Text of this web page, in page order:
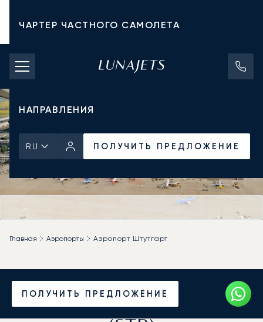
ЧАРТЕР ЧАСТНОГО САМОЛЕТА
СТОИМОСТЬ ЧАРТЕРА
ЧАСТНЫЕ САМОЛЕТЫ
НАПРАВЛЕНИЯ
RU ПОЛУЧИТЬ ПРЕДЛОЖЕНИЕ
ПОЛУЧИТЬ ПРЕДЛОЖЕНИЕ
Главная Аэропорты Аэропорт Штутгарт
Частный джет в
аэропорт Штутгарт